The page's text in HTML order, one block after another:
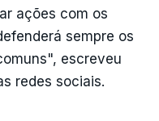
ações com os
sempre os
escreveu
redes sociais.